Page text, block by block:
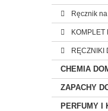
Ręcznik
KOMPLET
RĘCZNIKI
CHEMIA
ZAPACHY
PERFUMY I